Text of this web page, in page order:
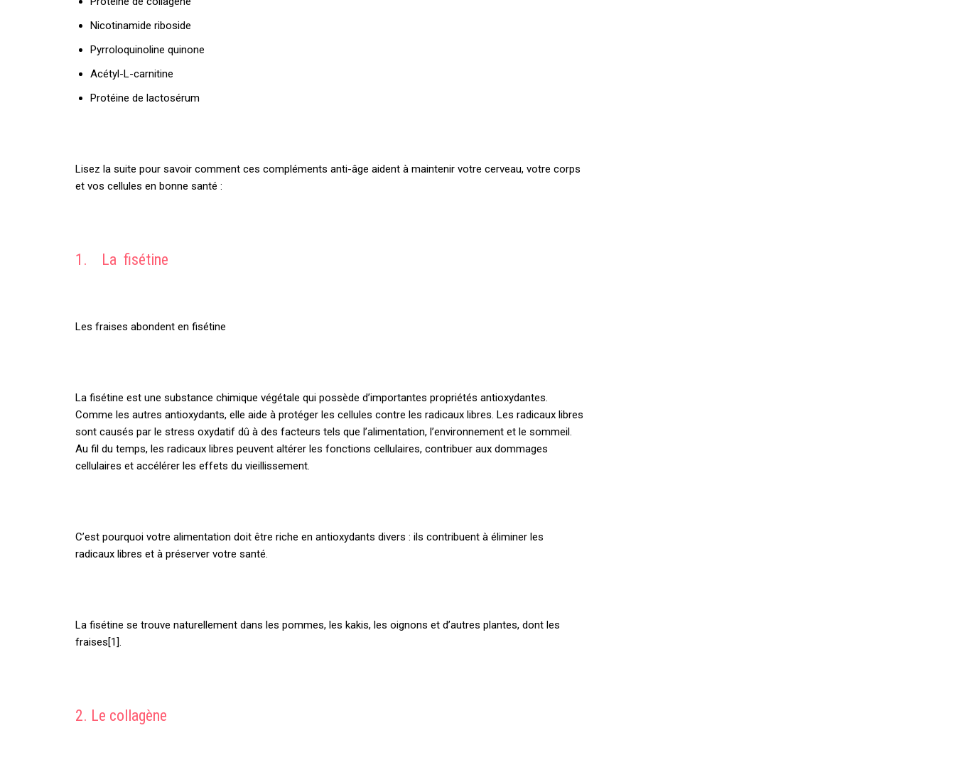
Nicotinamide riboside
Pyrroloquinoline quinone
Acétyl-L-carnitine
Protéine de lactosérum
Lisez la suite pour savoir comment ces compléments anti-âge aident à maintenir votre cerveau, votre corps
et vos cellules en bonne santé :
1. La fisétine
Les fraises abondent en fisétine
La fisétine est une substance chimique végétale qui possède d’importantes propriétés antioxydantes.
Comme les autres antioxydants, elle aide à protéger les cellules contre les radicaux libres. Les radicaux libres
sont causés par le stress oxydatif dû à des facteurs tels que l’alimentation, l’environnement et le sommeil.
Au fil du temps, les radicaux libres peuvent altérer les fonctions cellulaires, contribuer aux dommages
cellulaires et accélérer les effets du vieillissement.
C’est pourquoi votre alimentation doit être riche en antioxydants divers : ils contribuent à éliminer les
radicaux libres et à préserver votre santé.
La fisétine se trouve naturellement dans les pommes, les kakis, les oignons et d’autres plantes, dont les
fraises[1].
2. Le collagène